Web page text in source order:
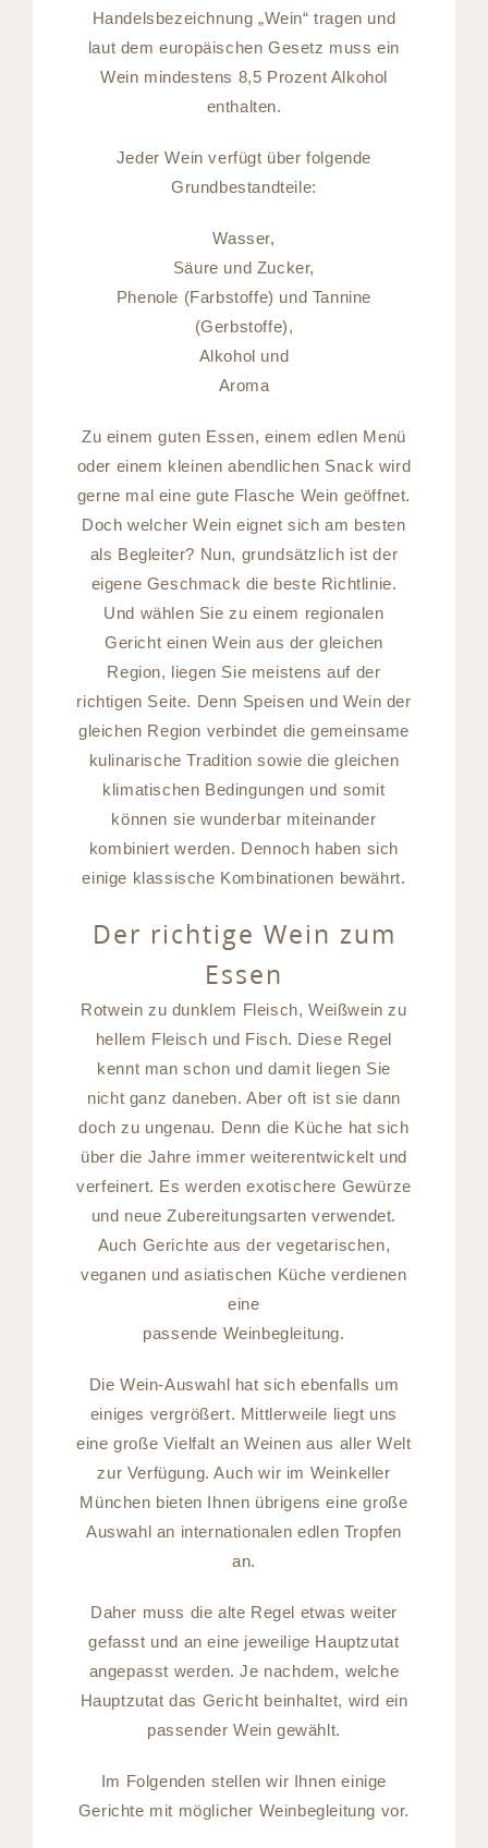
Handelsbezeichnung „Wein“ tragen und
laut dem europäischen Gesetz muss ein
Wein mindestens 8,5 Prozent Alkohol
enthalten.
Jeder Wein verfügt über folgende
Grundbestandteile:
Wasser,
Säure und Zucker,
Phenole (Farbstoffe) und Tannine
(Gerbstoffe),
Alkohol und
Aroma
Zu einem guten Essen, einem edlen Menü
oder einem kleinen abendlichen Snack wird
gerne mal eine gute Flasche Wein geöffnet.
Doch welcher Wein eignet sich am besten
als Begleiter? Nun, grundsätzlich ist der
eigene Geschmack die beste Richtlinie.
Und wählen Sie zu einem regionalen
Gericht einen Wein aus der gleichen
Region, liegen Sie meistens auf der
richtigen Seite. Denn Speisen und Wein der
gleichen Region verbindet die gemeinsame
kulinarische Tradition sowie die gleichen
klimatischen Bedingungen und somit
können sie wunderbar miteinander
kombiniert werden. Dennoch haben sich
einige klassische Kombinationen bewährt.
Der richtige Wein zum
Essen
Rotwein zu dunklem Fleisch, Weißwein zu
hellem Fleisch und Fisch. Diese Regel
kennt man schon und damit liegen Sie
nicht ganz daneben. Aber oft ist sie dann
doch zu ungenau. Denn die Küche hat sich
über die Jahre immer weiterentwickelt und
verfeinert. Es werden exotischere Gewürze
und neue Zubereitungsarten verwendet.
Auch Gerichte aus der vegetarischen,
veganen und asiatischen Küche verdienen
eine
passende Weinbegleitung.
Die Wein-Auswahl hat sich ebenfalls um
einiges vergrößert. Mittlerweile liegt uns
eine große Vielfalt an Weinen aus aller Welt
zur Verfügung. Auch wir im Weinkeller
München bieten Ihnen übrigens eine große
Auswahl an internationalen edlen Tropfen
an.
Daher muss die alte Regel etwas weiter
gefasst und an eine jeweilige Hauptzutat
angepasst werden. Je nachdem, welche
Hauptzutat das Gericht beinhaltet, wird ein
passender Wein gewählt.
Im Folgenden stellen wir Ihnen einige
Gerichte mit möglicher Weinbegleitung vor.